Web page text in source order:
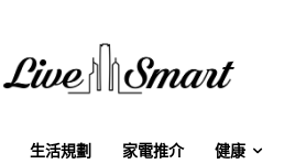
生活規劃 家電推介 健康